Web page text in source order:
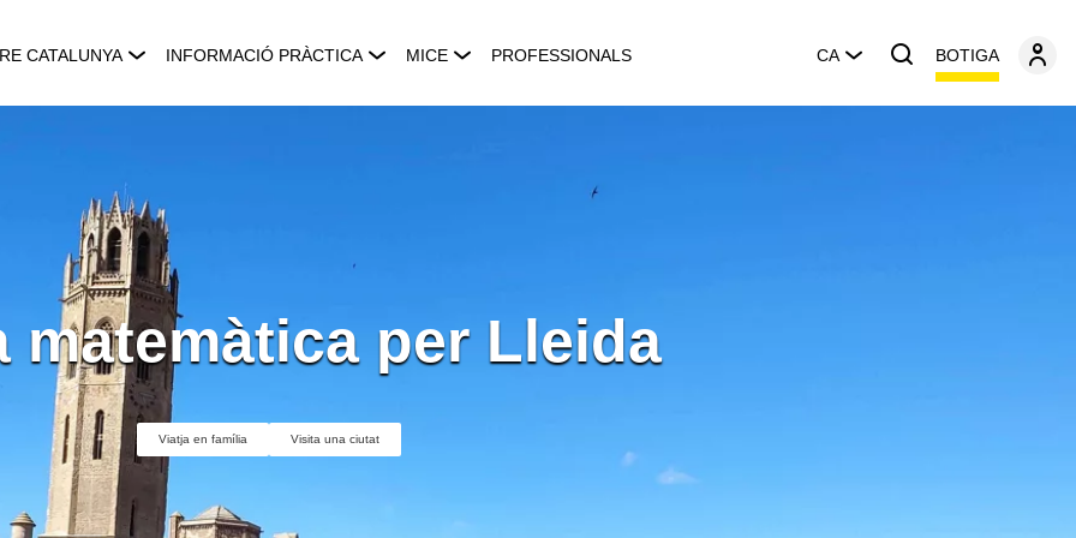
CATALUNYA INFORMACIÓ PRÀCTICA MICE PROFESSIONALS CA BOTIGA
matemàtica per Lleida
Viatja en família Visita una ciutat